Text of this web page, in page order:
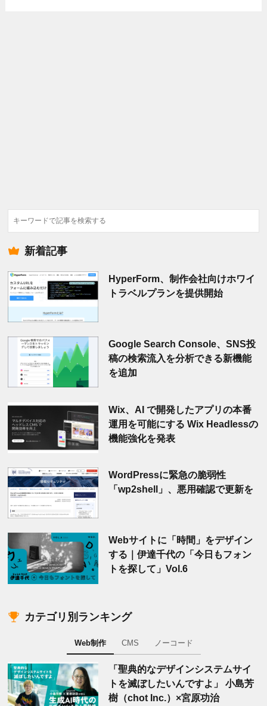
検
索
新着記事
HyperForm、制作会社向けホワイ
トラベルプランを提供開始
Google Search Console、SNS投
稿の検索流入を分析できる新機能
を追加
Wix、AI で開発したアプリの本番
運用を可能にする Wix Headlessの
機能強化を発表
WordPressに緊急の脆弱性
「wp2shell」、悪用確認で更新を
Webサイトに「時間」をデザイン
する｜伊達千代の「今日もフォン
トを探して」Vol.6
カテゴリ別ランキング
Web制作 CMS ノーコード
「聖典的なデザインシステムサイ
トを滅ぼしたいんですよ」 小島芳
樹（chot Inc.）×宮原功治